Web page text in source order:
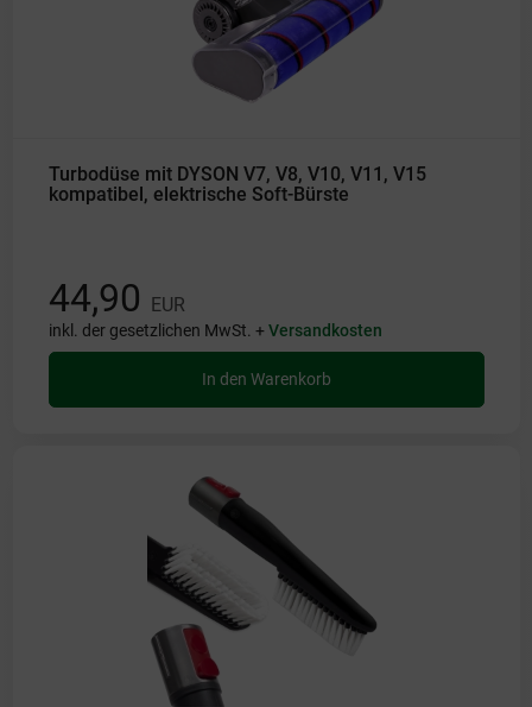
Turbodüse mit DYSON V7, V8, V10, V11, V15
kompatibel, elektrische Soft-Bürste
44,90 EUR
inkl. der gesetzlichen MwSt. +Versandkosten
In den Warenkorb